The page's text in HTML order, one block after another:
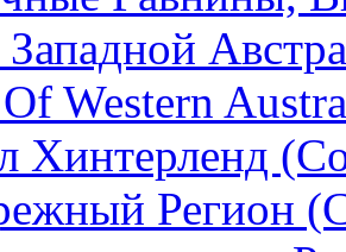
Западной
Western
Хинтерленд
Регион